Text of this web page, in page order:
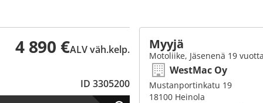
4 890 €ALV väh.kelp.
ID 3305200
Myyjä
Motoliike, Jäsenenä 19
WestMac Oy
Mustanportinkatu 19
18100 Heinola